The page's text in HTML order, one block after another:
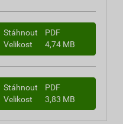
Stáhnout
PDF
Velikost
4,74 MB
Stáhnout
PDF
Velikost
3,83 MB